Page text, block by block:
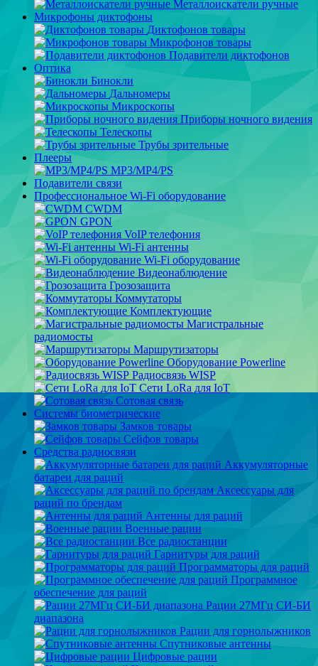
Металлоискатели ручные
Микрофоны диктофоны
Диктофонов товары
Микрофонов товары
Подавители диктофонов
Оптика
Бинокли
Дальномеры
Микроскопы
Приборы ночного видения
Телескопы
Трубы зрительные
Плееры
MP3/MP4/PS
Подавители связи
Профессиональное Wi-Fi оборудование
CWDM
GPON
VoIP телефония
Wi-Fi антенны
Wi-Fi оборудование
Видеонаблюдение
Грозозащита
Коммутаторы
Комплектующие
Магистральные
радиомосты
Маршрутизаторы
Оборудование Powerline
Радиосвязь WISP
Сети LoRa для IoT
Сотовая связь
Системы биометрические
Замков товары
Сейфов товары
Средства радиосвязи
Аккумуляторные
батареи для раций
Аксессуары для
раций по брендам
Антенны для раций
Военные рации
Все радиостанции
Гарнитуры для раций
Программаторы для раций
Программное
обеспечение для раций
Рации 27МГц СИ-БИ
диапазона
Рации для горнолыжников
Спутниковые антенны
Цифровые рации